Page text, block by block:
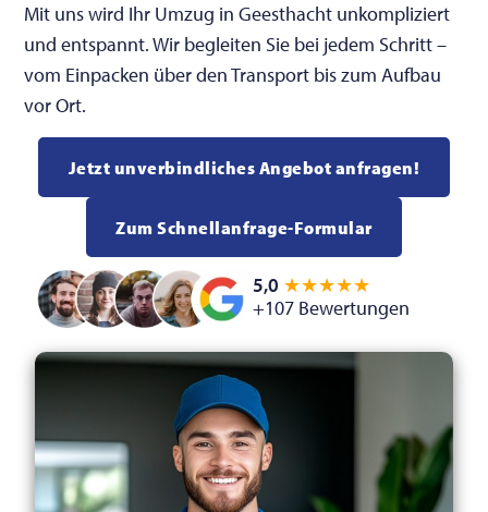
Mit uns wird Ihr Umzug in Geesthacht unkompliziert
und entspannt. Wir begleiten Sie bei jedem Schritt –
vom Einpacken über den Transport bis zum Aufbau
vor Ort.
Jetzt unverbindliches Angebot anfragen!
Zum Schnellanfrage-Formular
5,0 ★★★★★
+107 Bewertungen